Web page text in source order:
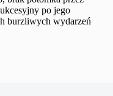
po jego
burzliwych wydarzeń